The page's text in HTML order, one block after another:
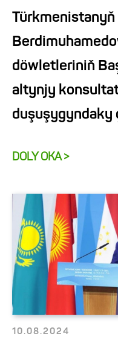
döwletleriniň
altynjy
duşuşygyndaky
DOLY OKA >
10.08.2024